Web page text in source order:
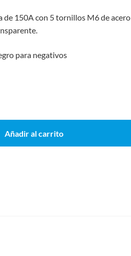
de 150A con 5 tornillos M6 de acero
para negativos
Añadir al carrito